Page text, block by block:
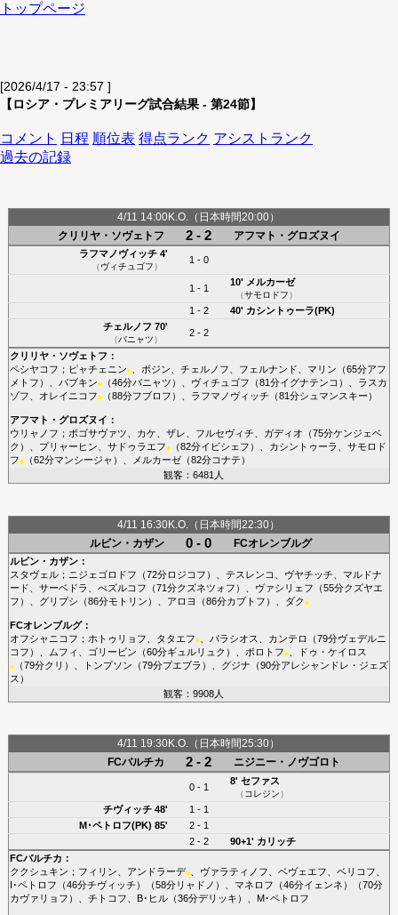
トップページ
[2026/4/17 - 23:57 ]
【ロシア・プレミアリーグ試合結果 - 第24節】
コメント 日程 順位表 得点ランク アシストランク
過去の記録
4/11 14:00K.O.（日本時間20:00）
クリリヤ・ソヴェトフ
2 - 2 アフマト・グロズヌイ
ラフマノヴィッチ4'
（ヴィチュゴフ）
1 - 0
1 - 1
10' メルカーゼ
（サモロドフ）
1 - 2 40' カシントゥーラ(PK)
チェルノフ 70'
（バニャツ）
2 - 2
クリリヤ・ソヴェトフ ：
ペシヤコフ ； ピャチェニン■、 ボジン チェルノフ フェルナンド マリン （65分アフ
メトフ ）、 バブキン■（46分バニャツ ）、 ヴィチュゴフ （81分イグナテンコ ）、 ラスカ
ゾフ
オレイニコフ■（88分フブロフ ）、 ラフマノヴィッチ （81分シュマンスキー ）
アフマト・グロズヌイ ：
ウリャノフ ； ボゴサヴァツ カケ ザレ フルセヴィチ ガディオ （75分ケンジェベ
ク ）、 プリャーヒン サドゥラエフ■（82分イビシェフ ）、 カシントゥーラ
サモロド
フ■（62分マンシージャ ）、 メルカーゼ（82分コナテ ）
観客：6481人
4/11 16:30K.O.（日本時間22:30）
ルビン・カザン
0 - 0 FCオレンブルグ
ルビン・カザン：
スタヴェル； ニジェゴロドフ （72分ロジコフ ）、 テスレンコ ヴヤチッチ
マルドナ
ード
サーベドラ べズルコフ （71分クズネツォフ ）、 ヴァシリェフ （55分クズヤエ
フ ）、 グリプシ （86分モトリン ）、 アロヨ （86分カブトフ ）、 ダク ■
FCオレンブルグ：
オフシャニコフ ； ホトゥリョフ タタエフ■、 パラシオス カンテロ （79分ヴェデルニ
コフ ）、 ムフィ ゴリービン （60分ギュルリュク ）、 ボロトフ■、 ドゥ・ケイロス
■（79分クリ ）、 トンプソン （79分プエブラ ）、 グジナ （90分アレシャンドレ・ジェズ
ス ）
観客：9908人
4/11 19:30K.O.（日本時間25:30）
FCバルチカ
2 - 2 ニジニー・ノヴゴロト
0 - 1
8' セファス
（コレジン）
チヴィッチ48'
1 - 1
M･ペトロフ(PK) 85'
2 - 1
2 - 2
90+1' カリッチ
FCバルチカ ：
ククシュキン ； フィリン アンドラーデ■、 ヴァラティノフ ベヴェエフ ベリコフ
I･ペトロフ （46分チヴィッチ ）（58分リャドノ ）、 マネロフ （46分イェンネ ）（70分
カヴァリョフ ）、 チトコフ B･ヒル（36分デリッキ ）、 M･ペトロフ